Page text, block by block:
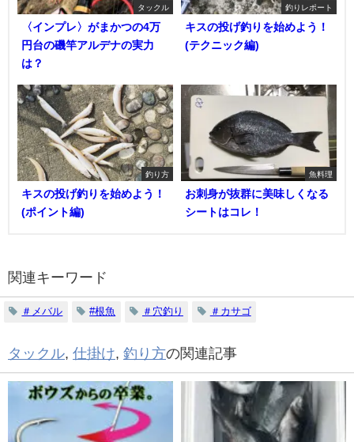
タックル
〈インプレ〉がまかつの4万
円台の磯竿アルデナの実力
は？
釣りレポート
キスの投げ釣りを始めよう！
(テクニック編)
釣り方
キスの投げ釣りを始めよう！
(ポイント編)
魚料理
お刺身が抜群に美味しくなる
シートはコレ！
関連キーワード
＃メバル #根魚 ＃穴釣り ＃カサゴ
タックル, 仕掛け, 釣り方の関連記事